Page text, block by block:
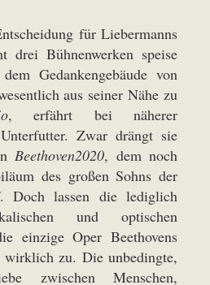
für Liebermanns
drei Bühnenwerken speise
Gedankengebäude von
aus seiner Nähe zu
, erfährt bei näherer
Zwar drängt sie
Beethoven2020, dem noch
des großen Sohns der
Doch lassen die lediglich
und optischen
einzige Oper Beethovens
wirklich zu. Die unbedingte,
zwischen Menschen,